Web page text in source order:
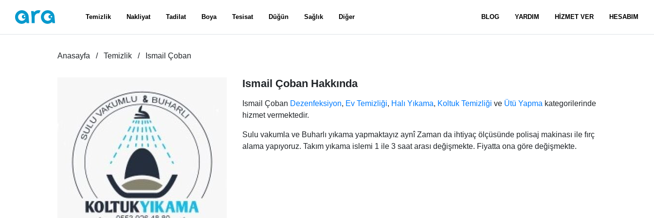
Temizlik Nakliyat Tadilat Boya Tesisat Düğün Sağlık Diğer BLOG YARDIM HİZMET VER HESABIM
Anasayfa Temizlik Ismail Çoban
Ismail Çoban Hakkında
Ismail Çoban Dezenfeksiyon, Ev Temizliği, Halı Yıkama, Koltuk Temizliği ve Ütü Yapma kategorilerinde
hizmet vermektedir.
Sulu vakumla ve Buharlı yıkama yapmaktayız aynî Zaman da ihtiyaç ölçüsünde polisaj makinası ile fırç
alama yapıyoruz. Takım yıkama islemi 1 ile 3 saat arası değişmekte. Fiyatta ona göre değişmekte.